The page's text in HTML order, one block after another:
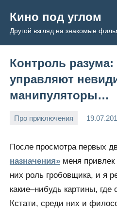
содержимому
Кино под углом
Другой взгляд на знакомые
Контроль
управляют
манипуляторы…
Про приключения
Admin
После просмотра первых
назначения» меня привлек
них роль гробовщика, и я
какие–нибудь картины,
Кстати, среди них и